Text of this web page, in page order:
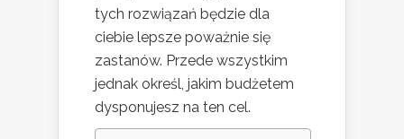
tych rozwiązań będzie dla
ciebie lepsze poważnie się
zastanów. Przede wszystkim
jednak określ, jakim budżetem
dysponujesz na ten cel.